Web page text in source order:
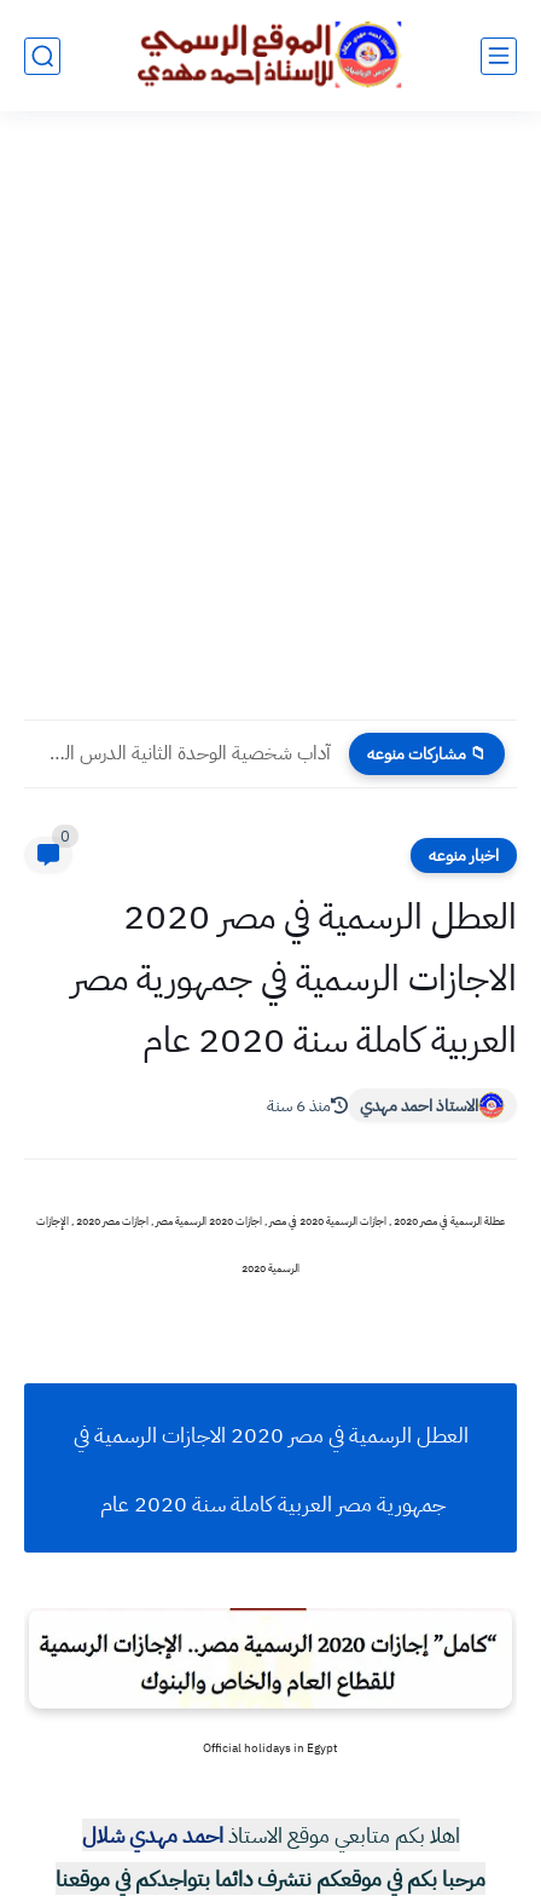
📁 مشاركات منوعه آداب شخصية الوحدة الثانية الدرس السادس التربية الإسلامية الثاني المتوسط...
اخبار منوعه
0
العطل الرسمية في مصر 2020
الاجازات الرسمية في جمهورية مصر
العربية كاملة سنة 2020 عام
الاستاذ احمد مهدي منذ 6 سنة
عطلة الرسمية في مصر 2020 , اجازات الرسمية 2020 في مصر , اجازات 2020 الرسمية مصر , اجازات مصر 2020 , الإجازات
الرسمية 2020
العطل الرسمية في مصر 2020 الاجازات الرسمية في
جمهورية مصر العربية كاملة سنة 2020 عام
Official holidays in Egypt
اهلا بكم متابعي موقع الاستاذاحمد مهدي شلال
مرحبا بكم في موقعكم نتشرف دائما بتواجدكم في موقعنا